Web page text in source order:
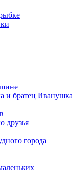
и братец Иванушка
друзья
города